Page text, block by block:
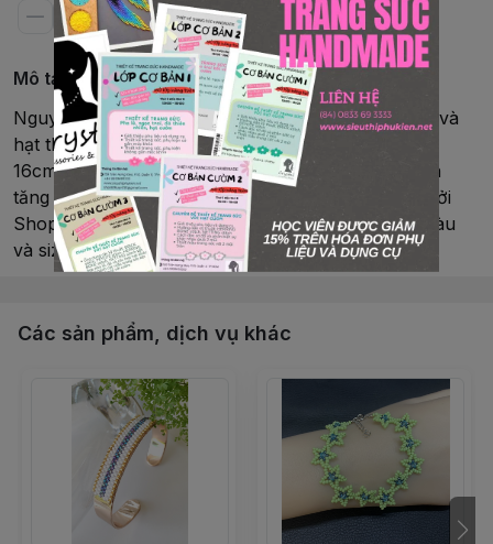
Mô tả chi tiết
Nguyên phụ liệu: pha lê Swarovski®, cườm Czech và
hạt thủy tinhSize hạt: 3mm, 4mmChiều dài: 15 –
16cmLoại hàng: vòng tay, có khóaKim loại: khóa và
tăng dây Rhodium từ NhậtVòng tay làm thủ công bởi
Shop CrystalMàu sắc: có nhiều màu, có thể đặt màu
và size theo yêu cầu
Các sản phẩm, dịch vụ khác